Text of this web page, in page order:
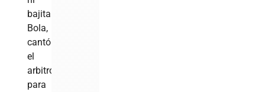
bajita.
Bola,
cantó
el
arbitro”…
para